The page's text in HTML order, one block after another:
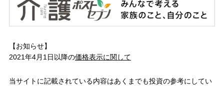
【お知らせ】
2021年4月1日以降の価格表示に関して
当サイトに記載されている内容はあくまでも投資の参考にしてい